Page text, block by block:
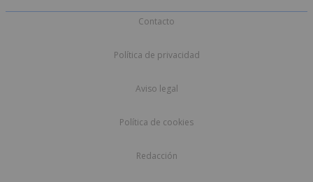
Contacto
Política de privacidad
Aviso legal
Política de cookies
Redacción